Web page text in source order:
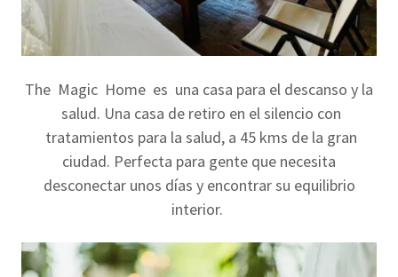
The Magic Home es una casa para el descanso y la
salud. Una casa de retiro en el silencio con
tratamientos para la salud, a 45 kms de la gran
ciudad. Perfecta para gente que necesita
desconectar unos días y encontrar su equilibrio
interior.